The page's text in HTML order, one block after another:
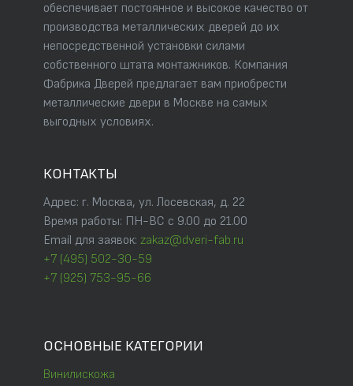
обеспечивает постоянное и высокое качество от
производства металлических дверей до их
непосредственной установки силами
собственного штата монтажников. Компания
Фабрика Дверей предлагает вам приобрести
металлические двери в Москве на самых
выгодных условиях.
КОНТАКТЫ
Адрес: г. Москва, ул. Лосевская, д. 22
Время работы: ПН-ВС с 9.00 до 21.00
Email для заявок: zakaz@dveri-fab.ru
+7 (495) 502-30-59
+7 (925) 753-95-66
ОСНОВНЫЕ КАТЕГОРИИ
Винилискожа